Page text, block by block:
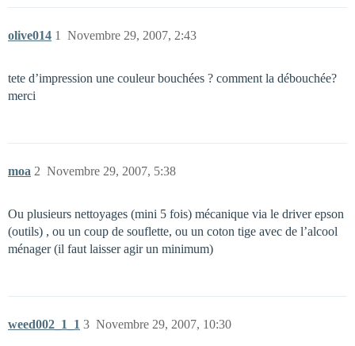
olive014 Novembre 29, 2007, 2:43
1
tete d’impression une couleur bouchées ? comment la débouchée?
merci
moa Novembre 29, 2007, 5:38
2
Ou plusieurs nettoyages (mini 5 fois) mécanique via le driver epson
(outils) , ou un coup de souflette, ou un coton tige avec de l’alcool
ménager (il faut laisser agir un minimum)
weed002_1_1 Novembre 29, 2007, 10:30
3